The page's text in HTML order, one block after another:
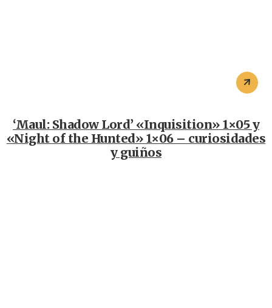
‘Maul: Shadow Lord’ «Inquisition» 1×05 y
«Night of the Hunted» 1×06 – curiosidades
y guiños